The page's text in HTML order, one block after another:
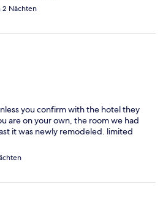
2 Nächten
you confirm with the hotel they
are on your own, the room we had
it was newly remodeled. limited